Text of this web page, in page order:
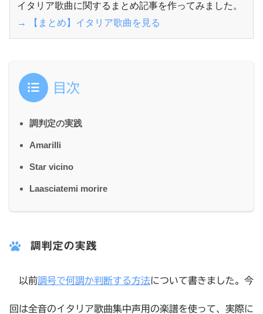
イタリア歌曲に関するまとめ記事を作ってみました。
→ 【まとめ】イタリア歌曲を見る
目次
調判定の実践
Amarilli
Star vicino
Laasciatemi morire
調判定の実践
以前調号で何調か判断する方法について書きました。今
回は全音のイタリア歌曲集中声用の楽譜を使って、実際に